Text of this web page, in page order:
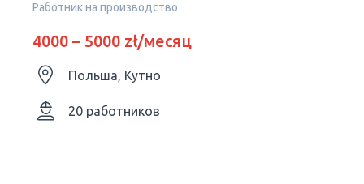
Работник на производство
4000 – 5000 zł/месяц
Польша, Кутно
20 работников